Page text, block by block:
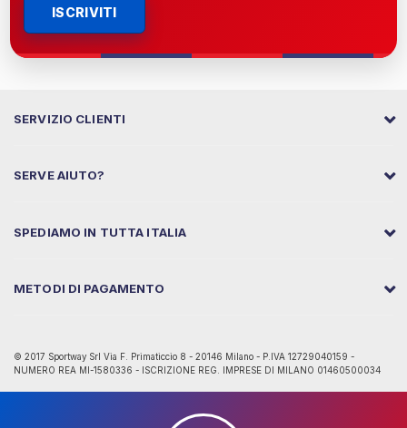
ISCRIVITI
SERVIZIO CLIENTI
SERVE AIUTO?
SPEDIAMO IN TUTTA ITALIA
METODI DI PAGAMENTO
© 2017 Sportway Srl Via F. Primaticcio 8 - 20146 Milano - P.IVA 12729040159 -
NUMERO REA MI-1580336 - ISCRIZIONE REG. IMPRESE DI MILANO 01460500034